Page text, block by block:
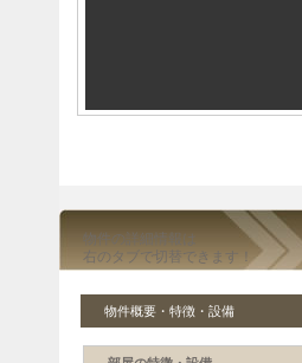
物件の詳細情報は
右のタブで切替できます！
物件概要・特徴・設備